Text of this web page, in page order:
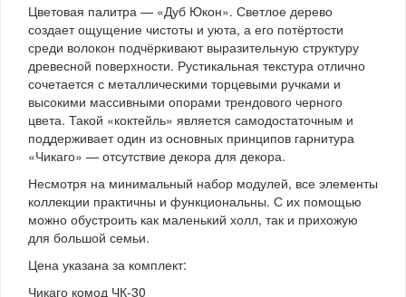
Цветовая палитра — «Дуб Юкон». Светлое дерево
создает ощущение чистоты и уюта, а его потёртости
среди волокон подчёркивают выразительную структуру
древесной поверхности. Рустикальная текстура отлично
сочетается с металлическими торцевыми ручками и
высокими массивными опорами трендового черного
цвета. Такой «коктейль» является самодостаточным и
поддерживает один из основных принципов гарнитура
«Чикаго» — отсутствие декора для декора.
Несмотря на минимальный набор модулей, все элементы
коллекции практичны и функциональны. С их помощью
можно обустроить как маленький холл, так и прихожую
для большой семьи.
Цена указана за комплект:
Чикаго комод ЧК-30